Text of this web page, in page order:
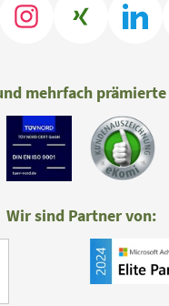
mehrfach
Wir sind Partner von: